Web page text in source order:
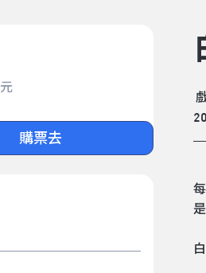
元
購票去